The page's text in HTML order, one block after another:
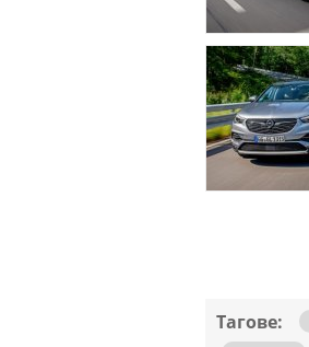
Тагове: